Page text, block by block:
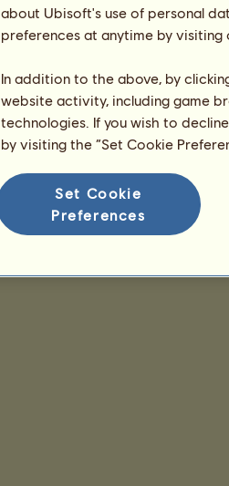
about Ubisoft's use of personal
preferences at anytime by
In addition to the above, by
website activity, including game
technologies. If you wish to
by visiting the “Set Cookie
Set Cookie
Preferences